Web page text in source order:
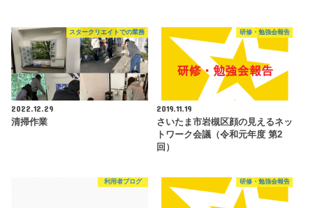
スタークリエイトでの業務
2022.12.29
清掃作業
研修・勉強会報告
2019.11.19
さいたま市岩槻区顔の見えるネッ
トワーク会議（令和元年度 第2
回）
利用者ブログ 研修・勉強会報告